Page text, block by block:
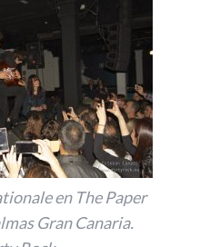
en The Paper
Gran Canaria.